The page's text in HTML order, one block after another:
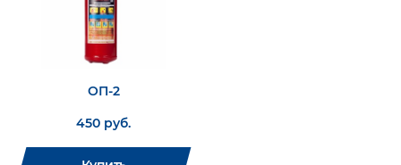
ОП-2
450 руб.